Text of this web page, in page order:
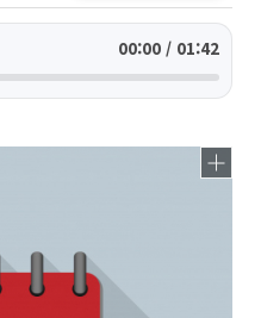
00:00 / 01:42